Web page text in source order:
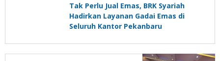
Tak Perlu Jual Emas, BRK Syariah
Hadirkan Layanan Gadai Emas di
Seluruh Kantor Pekanbaru